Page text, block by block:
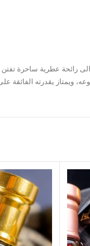
الى رائحة عطرية ساحرة تفتن
ويمتاز يقدرته الفائقة